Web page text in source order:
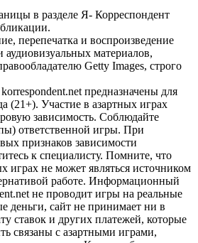
в разделе Я- Корреспондент
перепечатка и воспроизведение
материалов,
Getty Images, строго
предназначены для
(21+). Участие в азартных играх
зависимость. Соблюдайте
ответственной игры. При
признаков зависимости
к специалисту. Помните, что
играх не может являться источником
работе. Информационный
не проводит игры на реальные
деньги, сайт не принимает ни в
ставок и других платежей, которые
связаны с азартными играми,